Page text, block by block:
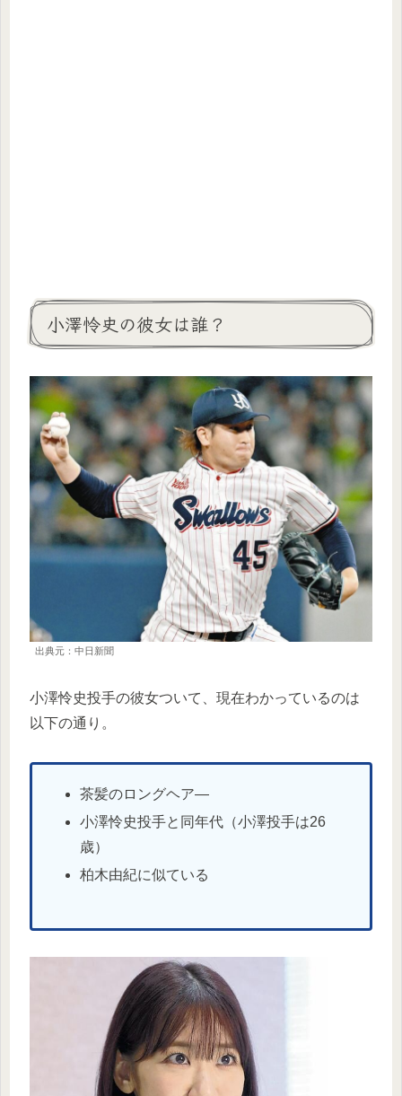
小澤怜史の彼女は誰？
出典元：中日新聞
小澤怜史投手の彼女ついて、現在わかっているのは
以下の通り。
茶髪のロングヘア―
小澤怜史投手と同年代（小澤投手は26
歳）
柏木由紀に似ている